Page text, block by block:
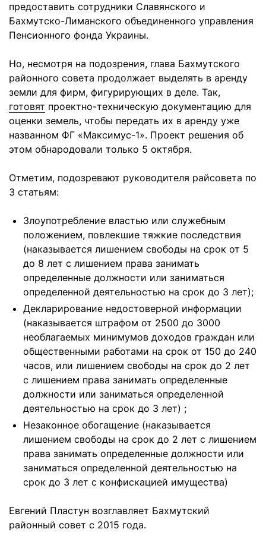
предоставить сотрудники Славянского и
Бахмутско-Лиманского объединенного управления
Пенсионного фонда Украины.
Но, несмотря на подозрения, глава Бахмутского
районного совета продолжает выделять в аренду
земли для фирм, фигурирующих в деле. Так,
готовят проектно-техническую документацию для
оценки земель, чтобы передать их в аренду уже
названном ФГ «Максимус-1». Проект решения об
этом обнародовали только 5 октября.
Отметим, подозревают руководителя райсовета по
3 статьям:
Злоупотребление властью или служебным
положением, повлекшие тяжкие последствия
(наказывается лишением свободы на срок от 5
до 8 лет с лишением права занимать
определенные должности или заниматься
определенной деятельностью на срок до 3 лет);
Декларирование недостоверной информации
(наказывается штрафом от 2500 до 3000
необлагаемых минимумов доходов граждан или
общественными работами на срок от 150 до 240
часов, или лишением свободы на срок до 2 лет
с лишением права занимать определенные
должности или заниматься определенной
деятельностью на срок до 3 лет) ;
Незаконное обогащение (наказывается
лишением свободы на срок до 2 лет с лишением
права занимать определенные должности или
заниматься определенной деятельностью на
срок до 3 лет с конфискацией имущества)
Евгений Пластун возглавляет Бахмутский
районный совет с 2015 года.